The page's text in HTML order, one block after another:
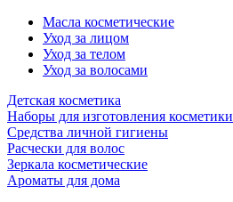
Масла косметические
Уход за лицом
Уход за телом
Уход за волосами
Детская косметика
Наборы для изготовления косметики
Средства личной гигиены
Расчески для волос
Зеркала косметические
Ароматы для дома